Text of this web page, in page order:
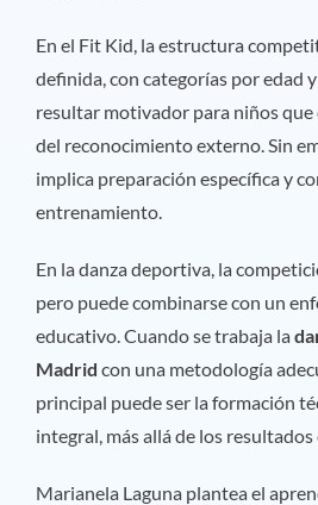
En el Fit Kid, la estructura
definida, con categorías por edad
resultar motivador para niños
del reconocimiento externo. Sin
implica preparación específica y
entrenamiento.
En la danza deportiva, la
pero puede combinarse con un
educativo. Cuando se trabaja la
Madrid con una metodología
principal puede ser la formación
integral, más allá de los resultados
Marianela Laguna plantea el